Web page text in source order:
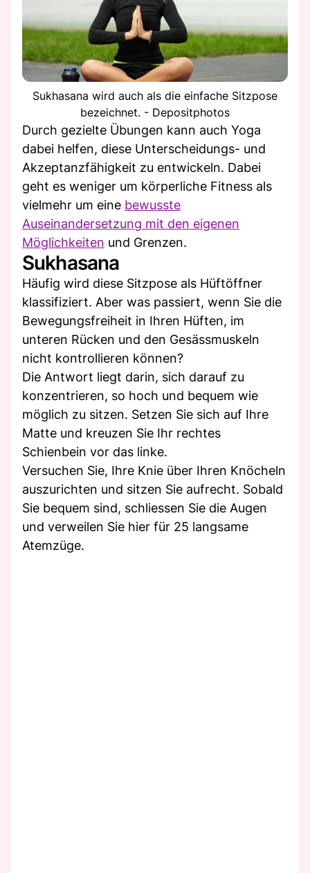
Sukhasana wird auch als die einfache Sitzpose
bezeichnet. - Depositphotos
Durch gezielte Übungen kann auch Yoga
dabei helfen, diese Unterscheidungs- und
Akzeptanzfähigkeit zu entwickeln. Dabei
geht es weniger um körperliche Fitness als
vielmehr um eine bewusste
Auseinandersetzung mit den eigenen
Möglichkeiten und Grenzen.
Sukhasana
Häufig wird diese Sitzpose als Hüftöffner
klassifiziert. Aber was passiert, wenn Sie die
Bewegungsfreiheit in Ihren Hüften, im
unteren Rücken und den Gesässmuskeln
nicht kontrollieren können?
Die Antwort liegt darin, sich darauf zu
konzentrieren, so hoch und bequem wie
möglich zu sitzen. Setzen Sie sich auf Ihre
Matte und kreuzen Sie Ihr rechtes
Schienbein vor das linke.
Versuchen Sie, Ihre Knie über Ihren Knöcheln
auszurichten und sitzen Sie aufrecht. Sobald
Sie bequem sind, schliessen Sie die Augen
und verweilen Sie hier für 25 langsame
Atemzüge.